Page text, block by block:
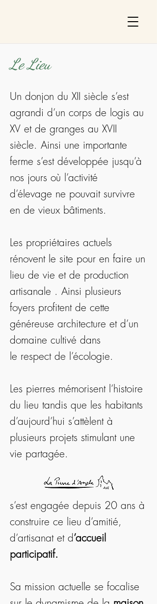
Le Lieu
Un donjon du XII siècle s’est
agrandi d’un corps de logis au
XV et de granges au XVII
siècle. Ainsi une importante
ferme s’est développée jusqu’à
nos jours où l’activité
d’élevage ne pouvait survivre
en de vieux bâtiments.
Les propriétaires actuels
rénovent le site pour en faire un
lieu de vie et de production
artisanale . Ainsi plusieurs
foyers profitent de cette
généreuse architecture et d’un
domaine cultivé dans
le respect de l’écologie.
Les pierres mémorisent l’histoire
du lieu tandis que les habitants
d’aujourd’hui s’attèlent à
plusieurs projets stimulant une
vie partagée.
s’est engagée depuis 20 ans à
construire ce lieu d’amitié,
d’artisanat et d’accueil
participatif.
Sa mission actuelle se focalise